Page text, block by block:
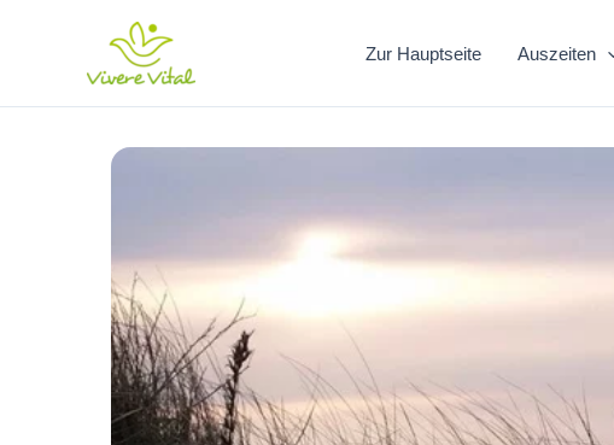
Zur Hauptseite Auszeiten